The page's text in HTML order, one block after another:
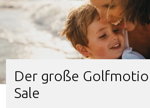
Der große
Sale